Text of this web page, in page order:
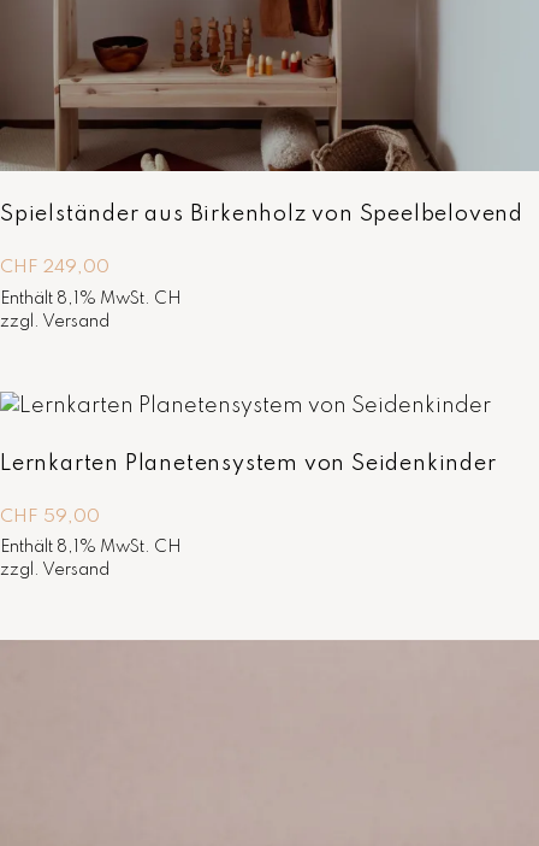
Spielständer aus Birkenholz von Speelbelovend
CHF 249,00
Enthält 8,1% MwSt. CH
zzgl. Versand
Lernkarten Planetensystem von Seidenkinder
CHF 59,00
Enthält 8,1% MwSt. CH
zzgl. Versand